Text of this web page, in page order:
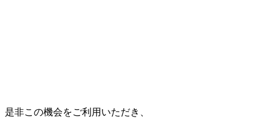
是非この機会をご利用いただき、